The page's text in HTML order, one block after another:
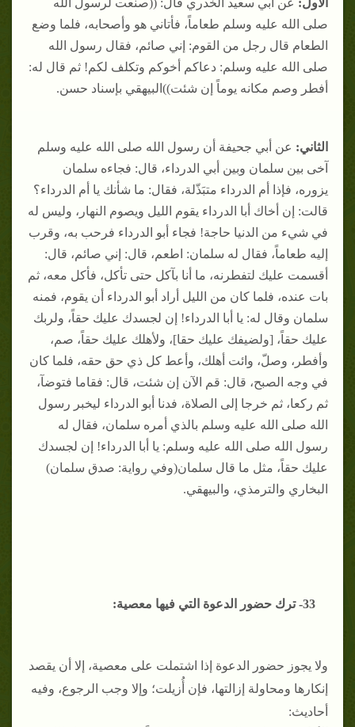
الأول: عن أبي سعيد الخدري قال: ((صنعت لرسول الله
صلى الله عليه وسلم طعاماً، فأتاني هو وأصحابه، فلما وضع
الطعام قال رجل من القوم: إني صائم، فقال رسول الله
صلى الله عليه وسلم: دعاكم أخوكم وتكلف لكم! ثم قال له:
أفطر وصم مكانه يوماً إن شئت))البيهقي بإسناد حسن.
الثاني: عن أبي جحيفة أن رسول الله صلى الله عليه وسلم
آخى بين سلمان وبين أبي الدرداء، قال: فجاءه سلمان
يزوره، فإذا أم الدرداء متبَذّلة، فقال: ما شأنك يا أم الدرداء؟
قالت: إن أخاك أبا الدرداء يقوم الليل ويصوم النهار، وليس له
في شيء من الدنيا حاجة! فجاء أبو الدرداء فرحب به، وقرب
إليه طعاماً، فقال له سلمان: اطعم، قال: إني صائم، قال:
أقسمت عليك لتفطرنه، ما أنا بآكل حتى تأكل، فأكل معه، ثم
بات عنده، فلما كان من الليل أراد أبو الدرداء أن يقوم، فمنه
سلمان وقال له: يا أبا الدرداء! إن لجسدك عليك حقاً، ولربك
عليك حقاً، [ولضيفك عليك حقا]، ولأهلك عليك حقاً، صم،
وأفطر، وصلّ، وائت أهلك، وأعط كل ذي حق حقه، فلما كان
في وجه الصبح، قال: قم الآن إن شئت، قال: فقاما فتوضآ،
ثم ركعا، ثم خرجا إلى الصلاة، فدنا أبو الدرداء ليخبر رسول
الله صلى الله عليه وسلم بالذي أمره سلمان، فقال له
رسول الله صلى الله عليه وسلم: يا أبا الدرداء! إن لجسدك
عليك حقاً، مثل ما قال سلمان(وفي رواية: صدق سلمان)
البخاري والترمذي، والبيهقي.
33- ترك حضور الدعوة التي فيها معصية:
ولا يجوز حضور الدعوة إذا اشتملت على معصية، إلا أن يقصد
إنكارها ومحاولة إزالتها، فإن أُزيلت؛ وإلا وجب الرجوع، وفيه
أحاديث: